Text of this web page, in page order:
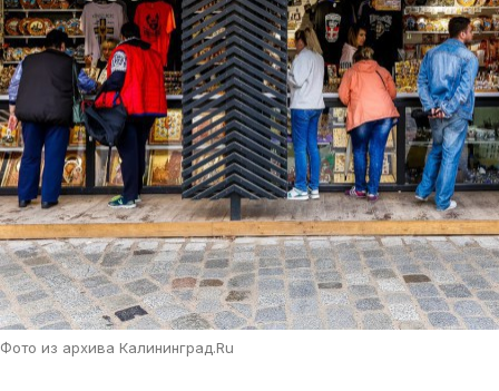
Фото из архива Калининград.Ru